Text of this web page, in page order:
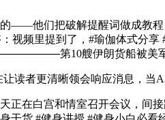
他们把破解提醒词做成教程
视频里提到了，#瑜伽体式分享
第10艘伊朗货船被美军舰
者更清晰领会响应消息，当
在白宫和情室召开会议，间